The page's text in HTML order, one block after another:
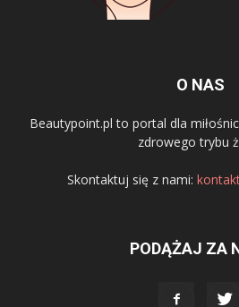
O NAS
Beautypoint.pl to portal dla
zdrowego trybu
Skontaktuj się z nami:
PODĄŻAJ ZA